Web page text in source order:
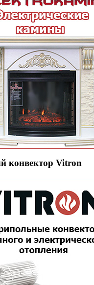
конвектор Vitron